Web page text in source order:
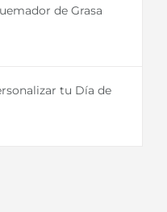
de Grasa
tu Día de